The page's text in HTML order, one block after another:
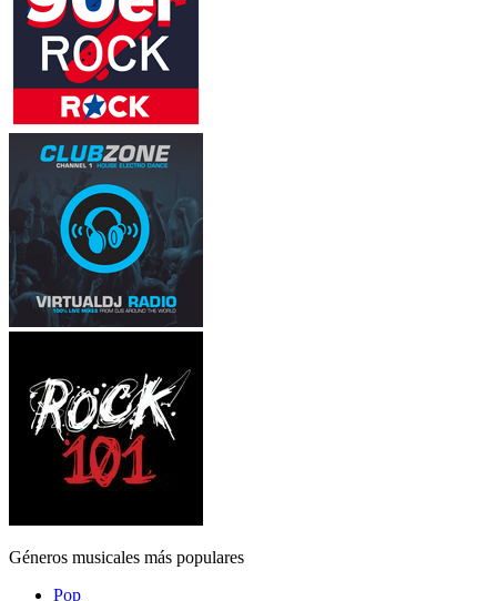
Géneros musicales más populares
Pop